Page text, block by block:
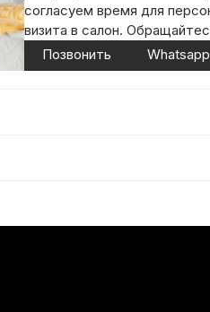
согласуем время для
визита в салон.
Позвонить
Whatsapp